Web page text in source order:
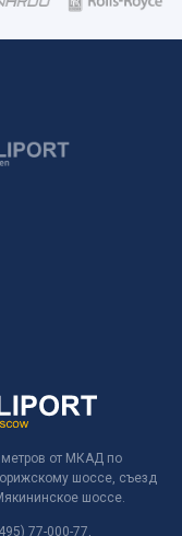
метров от МКАД по
шоссе, съезд
шоссе.
77-000-77